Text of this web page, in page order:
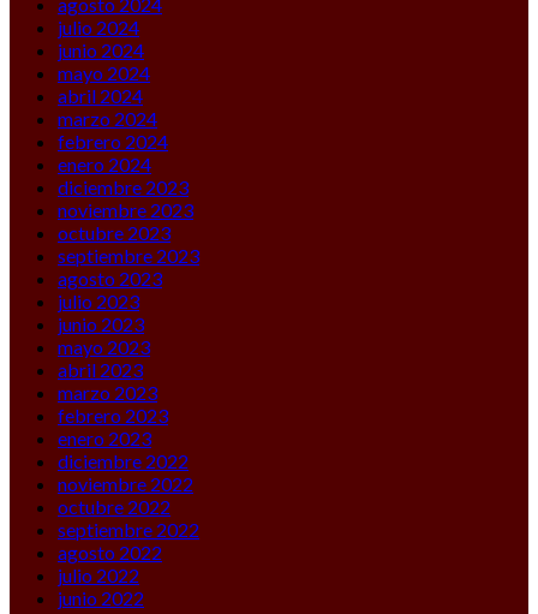
julio 2024
junio 2024
mayo 2024
abril 2024
marzo 2024
febrero 2024
enero 2024
diciembre 2023
noviembre 2023
octubre 2023
septiembre 2023
agosto 2023
julio 2023
junio 2023
mayo 2023
abril 2023
marzo 2023
febrero 2023
enero 2023
diciembre 2022
noviembre 2022
octubre 2022
septiembre 2022
agosto 2022
julio 2022
junio 2022